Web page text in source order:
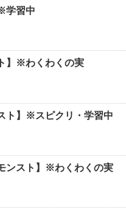
学習中
】※わくわくの実
ト】※スピクリ・学習中
ンスト】※わくわくの実